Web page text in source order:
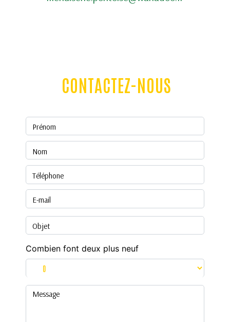
CONTACTEZ-NOUS
Combien font deux plus neuf